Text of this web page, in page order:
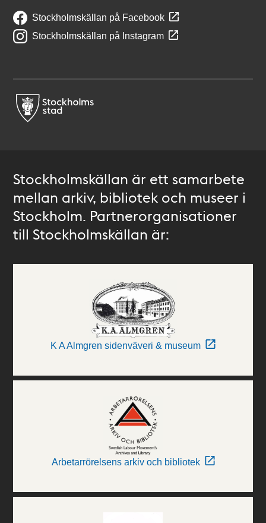
Stockholmskällan på Facebook
Stockholmskällan på Instagram
Stockholmskällan är ett samarbete
mellan arkiv, bibliotek och museer i
Stockholm. Partnerorganisationer
till Stockholmskällan är:
K A Almgren sidenväveri & museum
Arbetarrörelsens arkiv och bibliotek